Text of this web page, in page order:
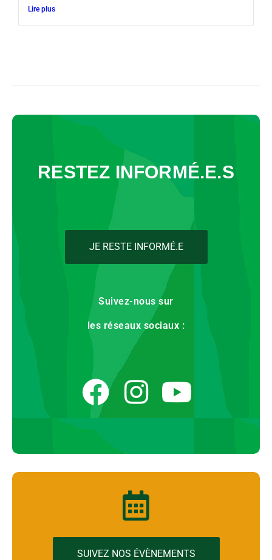
Lire plus
RESTEZ INFORMÉ.E.S
JE RESTE INFORMÉ.E
Suivez-nous sur
les réseaux sociaux :
SUIVEZ NOS ÉVÈNEMENTS